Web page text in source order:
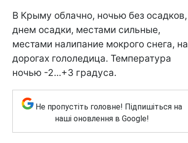
В Крыму облачно, ночью без осадков,
днем ​​осадки, местами сильные,
местами налипание мокрого снега, на
дорогах гололедица. Температура
ночью -2...+3 градуса.
Не пропустіть головне! Підпишіться на
наші оновлення в Google!